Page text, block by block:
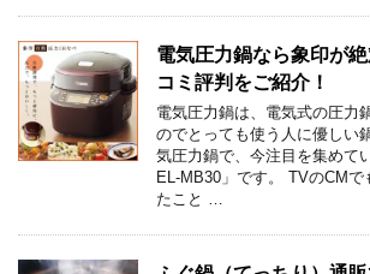
電気圧力鍋なら象印が
コミ評判をご紹介！
電気圧力鍋は、電気式の圧力
のでとっても使う人に優しい
気圧力鍋で、今注目を集めて
EL-MB30」です。 TVのCM
たこと …